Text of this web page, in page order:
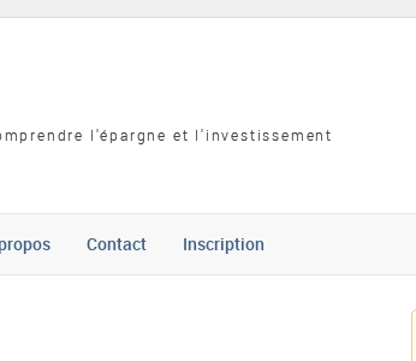
l'épargne et l'investissement
Contact Inscription